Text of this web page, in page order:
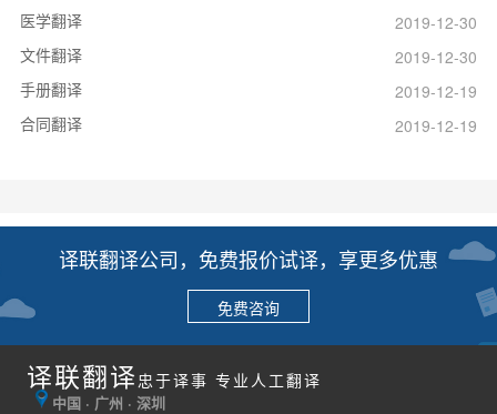
医学翻译
2019-12-30
文件翻译
2019-12-30
手册翻译
2019-12-19
合同翻译
2019-12-19
译联翻译公司，免费报价试译，享更多优惠
免费咨询
译联翻译 忠于译事 专业人工翻译
中国 · 广州 · 深圳